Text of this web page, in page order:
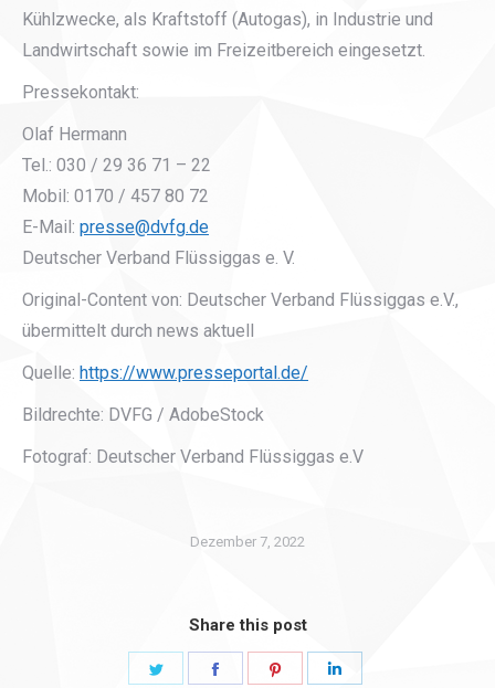
Kühlzwecke, als Kraftstoff (Autogas), in Industrie und
Landwirtschaft sowie im Freizeitbereich eingesetzt.
Pressekontakt:
Olaf Hermann
Tel.: 030 / 29 36 71 – 22
Mobil: 0170 / 457 80 72
E-Mail: presse@dvfg.de
Deutscher Verband Flüssiggas e. V.
Original-Content von: Deutscher Verband Flüssiggas e.V.,
übermittelt durch news aktuell
Quelle: https://www.presseportal.de/
Bildrechte: DVFG / AdobeStock
Fotograf: Deutscher Verband Flüssiggas e.V
Dezember 7, 2022
Share this post
Share